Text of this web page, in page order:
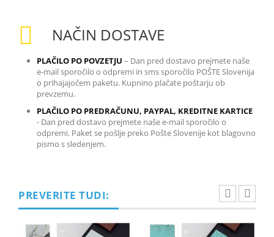
NAČIN DOSTAVE
PLAČILO PO POVZETJU – Dan pred dostavo prejmete naše
e-mail sporočilo o odpremi in sms sporočilo POŠTE Slovenija
o prihajajočem paketu. Kupnino plačate poštarju ob
prevzemu.
PLAČILO PO PREDRAČUNU, PAYPAL, KREDITNE KARTICE
- Dan pred dostavo prejmete naše e-mail sporočilo o
odpremi. Paket se pošlje preko Pošte Slovenije kot blagovno
pismo s sledenjem.
PREVERITE TUDI: